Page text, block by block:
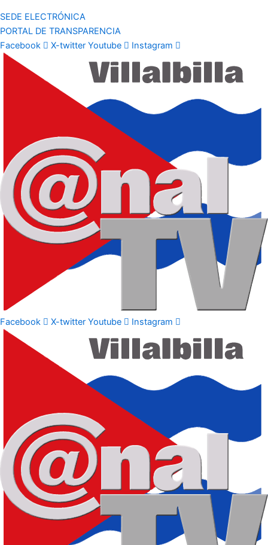
SEDE ELECTRÓNICA
PORTAL DE TRANSPARENCIA
Facebook
X-twitter Youtube Instagram
Facebook X-twitter Youtube Instagram